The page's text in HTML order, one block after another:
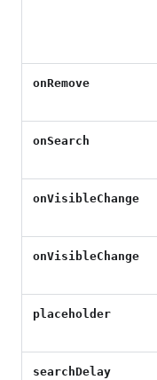
onRemove
onSearch
onVisibleChange
onVisibleChange
placeholder
searchDelay